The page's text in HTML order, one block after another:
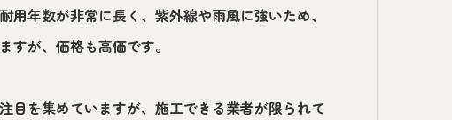
年数が非常に長く、紫外線や雨風に強いため、
すが、価格も高価です。
目を集めていますが、施工できる業者が限られて